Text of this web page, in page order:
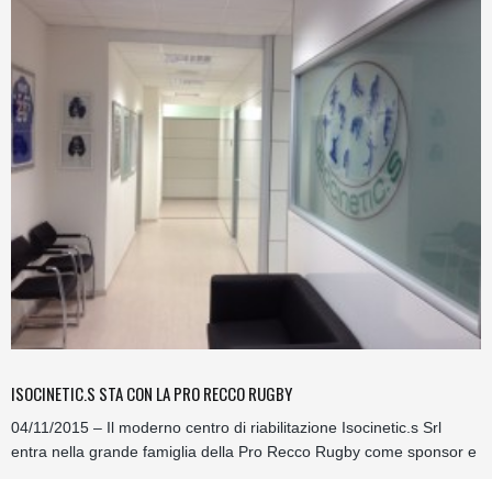
ISOCINETIC.S STA CON LA PRO RECCO RUGBY
04/11/2015 – Il moderno centro di riabilitazione Isocinetic.s Srl
entra nella grande famiglia della Pro Recco Rugby come sponsor e